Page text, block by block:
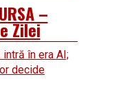
–
Zilei
în era AI;
decide